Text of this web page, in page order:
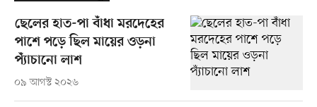
ছেলের হাত-পা বাঁধা মরদেহের
পাশে পড়ে ছিল মায়ের ওড়না
প্যাঁচানো লাশ
০৯ আগস্ট ২০২৬